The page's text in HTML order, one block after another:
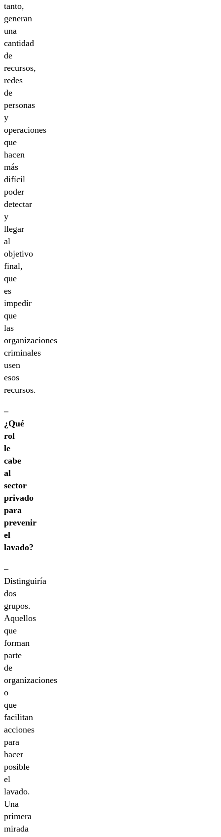
tanto,
generan
una
cantidad
de
recursos,
redes
de
personas
y
operaciones
que
hacen
más
difícil
poder
detectar
y
llegar
al
objetivo
final,
que
es
impedir
que
las
organizaciones
criminales
usen
esos
recursos.
–
¿Qué
rol
le
cabe
al
sector
privado
para
prevenir
el
lavado?
–
Distinguiría
dos
grupos.
Aquellos
que
forman
parte
de
organizaciones
o
que
facilitan
acciones
para
hacer
posible
el
lavado.
Una
primera
mirada